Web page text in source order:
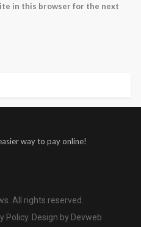
in this browser for the next
All rights reserved.
Policy. Design by Devweb